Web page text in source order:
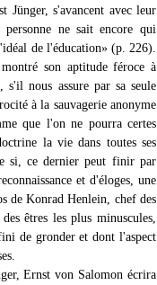
Jünger, s'avancent avec leur
personne ne sait encore qui
de l'éducation» (p. 226).
son aptitude féroce à
s'il nous assure par sa seule
à la sauvagerie anonyme
que l'on ne pourra certes
la vie dans toutes ses
si, ce dernier peut finir par
et d'éloges, une
de Konrad Henlein, chef des
êtres les plus minuscules,
de gronder et dont l'aspect
Ernst von Salomon écrira